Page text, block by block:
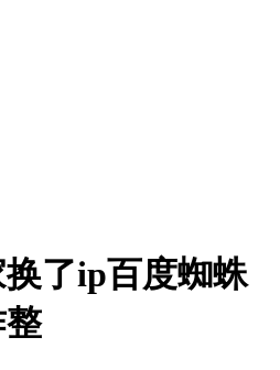
了ip百度蜘蛛